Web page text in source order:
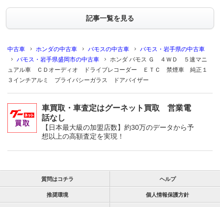
記事一覧を見る
中古車 ホンダの中古車 バモスの中古車
バモス・岩手県の中古車
バモス・岩手県盛岡市の中古車
ホンダ バモス Ｇ ４ＷＤ ５速マニ
ュアル車 ＣＤオーディオ ドライブレコーダー ＥＴＣ 禁煙車 純正１
３インチアルミ プライバシーガラス ドアバイザー
車買取・車査定はグーネット買取 営業電
話なし
【日本最大級の加盟店数】約30万のデータから予
想以上の高額査定を実現！
質問はコチラ ヘルプ
推奨環境 個人情報保護方針